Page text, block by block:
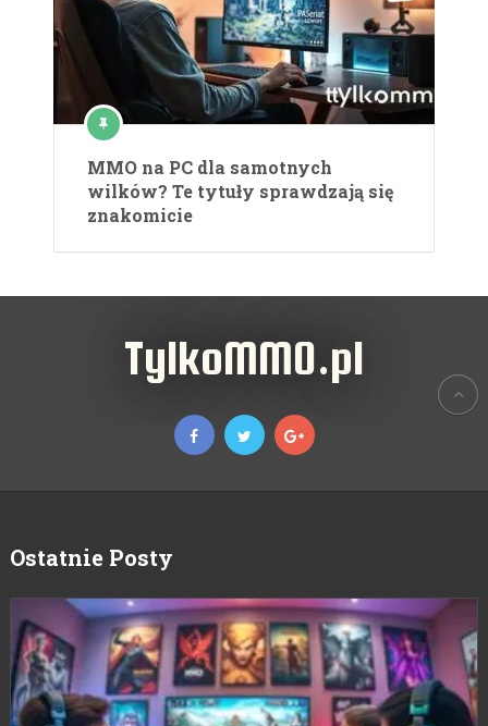
MMO na PC dla samotnych
wilków? Te tytuły sprawdzają się
znakomicie
TylkoMMO.pl
Ostatnie Posty